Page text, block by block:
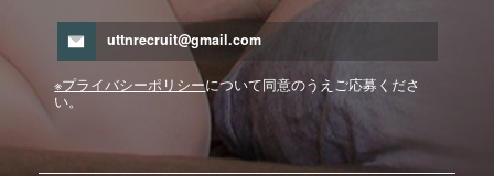
uttnrecruit@gmail.com
※プライバシーポリシーについて同意のうえご応募くださ
い。